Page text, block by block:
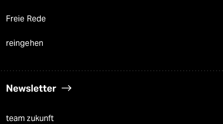
Freie Rede
reingehen
Newsletter
team zukunft